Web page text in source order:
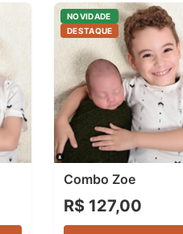
NOVIDADE
DESTAQUE
Combo Zoe
R$ 127,00